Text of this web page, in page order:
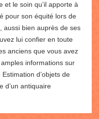
et le soin qu’il apporte à
pour son équité lors de
aussi bien auprès de ses
lui confier en toute
anciens que vous avez
informations sur
d’objets de
d’un antiquaire